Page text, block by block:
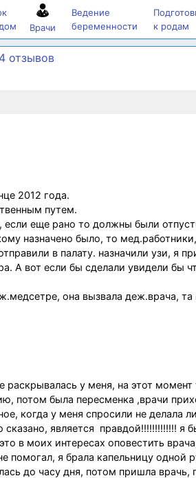
Врачи
Ведение
беременности
к родам
отзывов
2012 года.
путем.
если еще рано то должны были
назначено было, то
в палату. назначили узи, я
А вот если бы сделали увидели бы
она вызвала деж.врача, та
у меня, на этот
потом была пересменка ,врачи
когда у меня спросили не делала
сказано, является правдой!!!!!!!!!!!!! я
в моих интересах оповестить
помогал, я брала капельницу одной
до часу дня, потом пришла врачь,